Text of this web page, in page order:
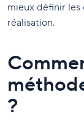
mieux définir les
réalisation.
?